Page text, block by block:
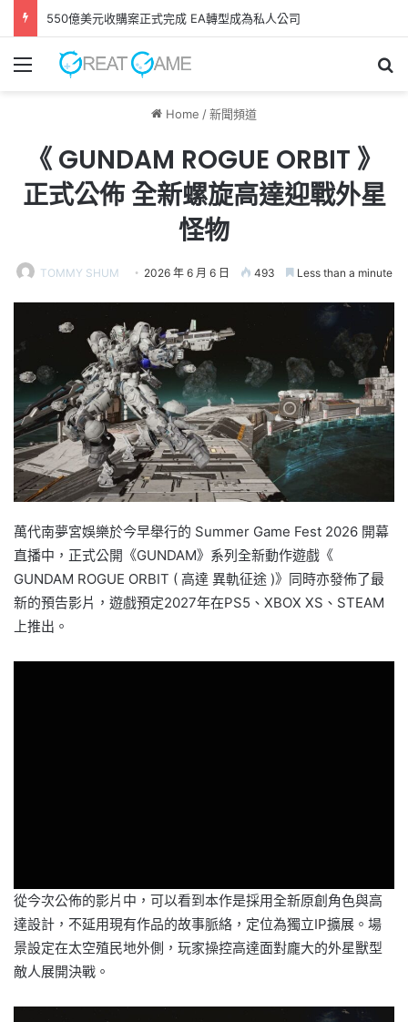
GAME FREAK全新作品《 轉世之獸 》 遊戲今日正式發售！
Menu
Home /新聞頻道
《 GUNDAM ROGUE ORBIT 》
正式公佈 全新螺旋高達迎戰外星
怪物
TOMMY SHUM 2026 年 6 月 6 日 493 Less than a minute
萬代南夢宮娛樂於今早舉行的 Summer Game Fest 2026 開幕
直播中，正式公開《GUNDAM》系列全新動作遊戲《
GUNDAM ROGUE ORBIT ( 高達 異軌征途 )》同時亦發佈了最
新的預告影片，遊戲預定2027年在PS5、XBOX XS、STEAM
上推出。
從今次公佈的影片中，可以看到本作是採用全新原創角色與高
達設計，不延用現有作品的故事脈絡，定位為獨立IP擴展。場
景設定在太空殖民地外側，玩家操控高達面對龐大的外星獸型
敵人展開決戰。